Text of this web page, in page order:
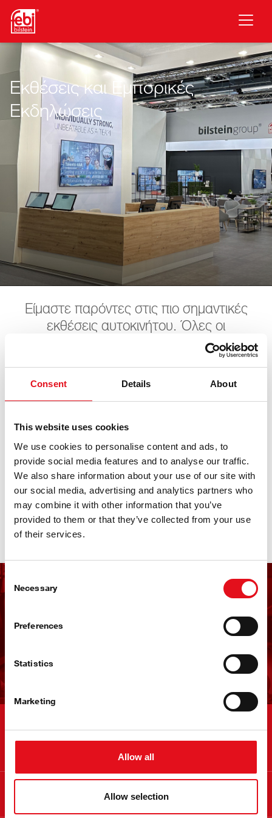
Consent Details About
This website uses cookies
We use cookies to personalise content and ads, to
provide social media features and to analyse our traffic.
We also share information about your use of our site with
our social media, advertising and analytics partners who
may combine it with other information that you’ve
provided to them or that they’ve collected from your use
of their services.
Consent
Selection
Necessary
Preferences
Statistics
Marketing
Allow all
Allow selection
Μετάβαση στο κύριο περιεχόμενο
Εκθέσεις και Εμπορικές
Εκδηλώσεις
Είμαστε παρόντες στις πιο σημαντικές
εκθέσεις αυτοκινήτου. Όλες οι
επερχόμενες ημερομηνίες μπορείτε να τις
βρείτε εδώ. Ανυπομονούμε για την
επίσκεψή σας
Automechanika
08. Σεπτεμβρίου 2026 - 12. Σεπτεμβρίου 2026 ·
Frankfurt
open in Maps
Newsletter της febi
Contact